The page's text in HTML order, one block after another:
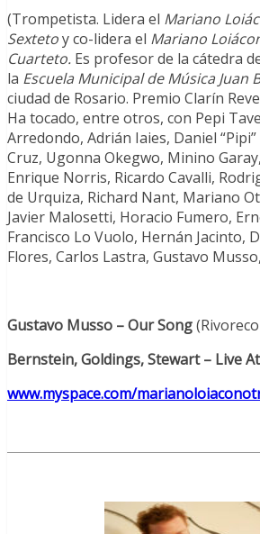
(Trompetista. Lidera el Mariano
Sextetoy co-lidera el Mariano
Cuarteto. Es profesor de la cátedra
la Escuela Municipal de Música Juan
ciudad de Rosario. Premio Clarín
Ha tocado, entre otros, con Pepi
Arredondo, Adrián Iaies, Daniel
Cruz, Ugonna Okegwo, Minino
Enrique Norris, Ricardo Cavalli,
de Urquiza, Richard Nant, Mariano
Javier Malosetti, Horacio Fumero,
Francisco Lo Vuolo, Hernán Jacinto,
Flores, Carlos Lastra, Gustavo
Gustavo Musso – Our Song
Bernstein, Goldings, Stewart – Live
www.myspace.com/